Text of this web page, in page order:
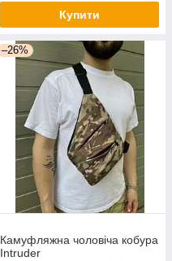
Купити
–26%
Камуфляжна чоловіча кобура
Intruder